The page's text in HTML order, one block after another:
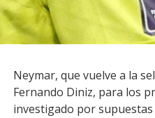
Facebook
Neymar, que vuelve a la
Fernando Diniz, para los
investigado por